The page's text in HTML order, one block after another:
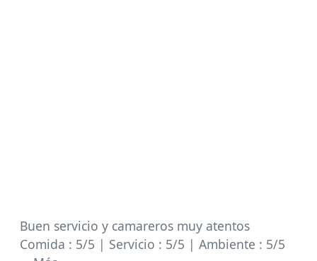
Buen servicio y camareros muy atentos
Comida : 5/5 | Servicio : 5/5 | Ambiente : 5/5